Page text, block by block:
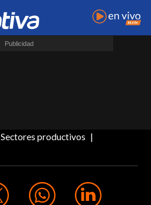
Sectores productivos